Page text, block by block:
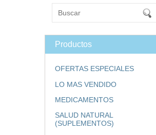
Productos
OFERTAS ESPECIALES
LO MAS VENDIDO
MEDICAMENTOS
SALUD NATURAL
(SUPLEMENTOS)